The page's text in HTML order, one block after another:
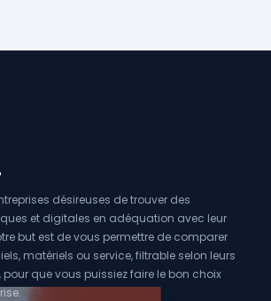
désireuses de trouver des
et digitales en adéquation avec leur
but est de vous permettre de comparer
matériels ou service, filtrable selon leurs
que vous puissiez faire le bon choix